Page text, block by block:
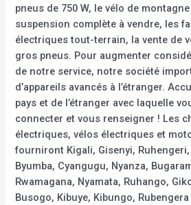
pneus de 750 W, le vélo de
suspension complète à vendre, les
électriques tout-terrain, la vente de
gros pneus. Pour augmenter
de notre service, notre société
d’appareils avancés à l’étranger.
pays et de l’étranger avec laquelle
connecter et vous renseigner ! Les
électriques, vélos électriques et
fourniront Kigali, Gisenyi,
Byumba, Cyangugu, Nyanza,
Rwamagana, Nyamata, Ruhango,
Busogo, Kibuye, Kibungo,